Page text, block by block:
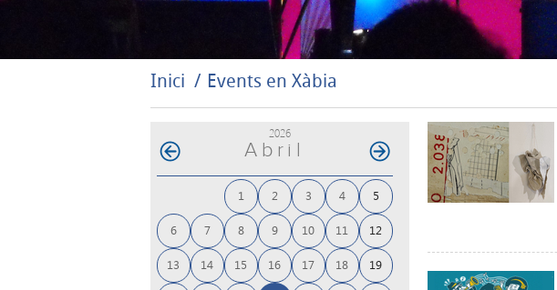
Inici Events en Xàbia
2026
Abril
1 2 3 4 5
6 7 8 9 10 11 12
13 14 15 16 17 18 19